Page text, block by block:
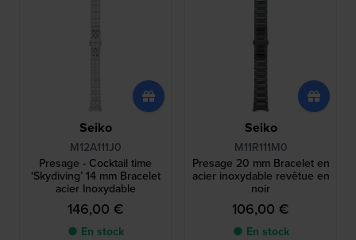
Seiko
M12A111J0
Presage - Cocktail time
‘Skydiving’ 14 mm Bracelet
acier Inoxydable
146,00 €
● En stock
Seiko
M11R111M0
Presage 20 mm Bracelet en
acier inoxydable revêtue en
noir
106,00 €
● En stock